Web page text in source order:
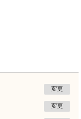
変更
変更